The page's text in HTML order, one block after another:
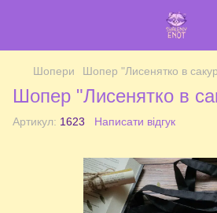
Шопери Шопер "Лисенятко в
Шопер "Лисенятко в
Артикул: 1623 Написати відгук